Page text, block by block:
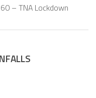
– TNA Lockdown